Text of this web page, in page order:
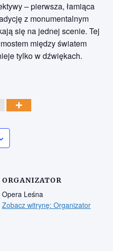
– pierwsza, łamiąca
z monumentalnym
się na jednej scenie. Tej
między światem
tylko w dźwiękach.
ORGANIZATOR
Opera Leśna
Zobacz witrynę: Organizator